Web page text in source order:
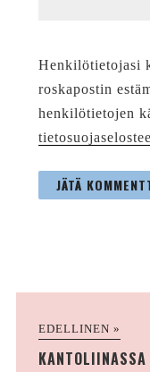
Henkilötietojasi
roskapostin
henkilötietojen
EDELLINEN »